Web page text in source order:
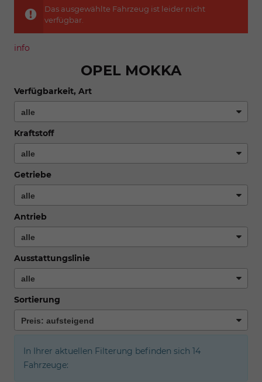
Das ausgewählte Fahrzeug ist leider nicht
verfügbar.
info
OPEL MOKKA
Verfügbarkeit, Art
Kraftstoff
Getriebe
Antrieb
Ausstattungslinie
Sortierung
In Ihrer aktuellen Filterung befinden sich 14
Fahrzeuge: